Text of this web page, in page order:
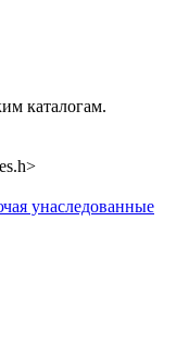
каталогам.
унаследованные